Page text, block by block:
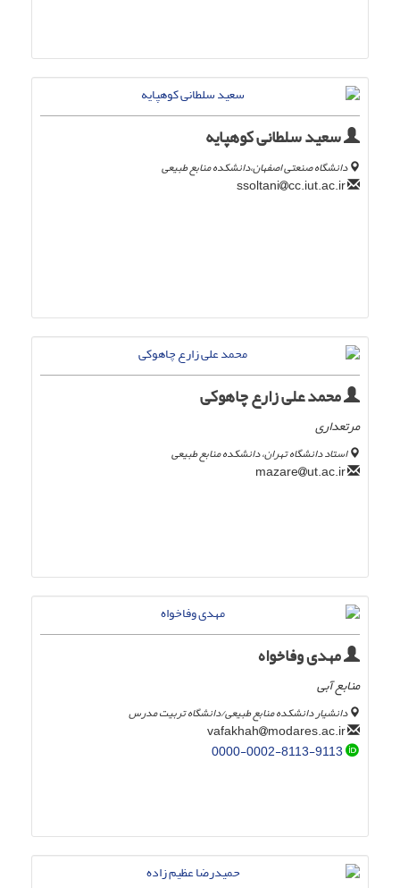
سعید سلطانی کوهپایه
دانشگاه صنعتی اصفهان،دانشکده منابع طبیعی
cc.iut.ac.ir
محمد علی زارع چاهوکی
مرتعداری
استاد دانشگاه تهران، دانشکده منابع طبیعی
ut.ac.ir
مهدی وفاخواه
منابع آبی
دانشیار دانشکده منابع طبیعی/دانشگاه تربیت مدرس
modares.ac.ir
0000-0002-8113-9113